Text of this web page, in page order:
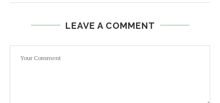
LEAVE A COMMENT